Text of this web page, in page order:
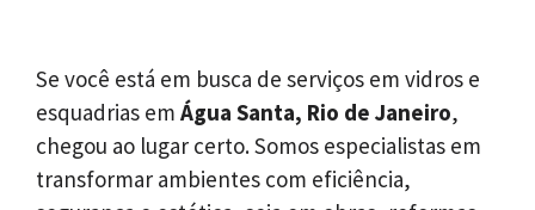
Se você está em busca de serviços em vidros e
esquadrias em Água Santa, Rio de Janeiro,
chegou ao lugar certo. Somos especialistas em
transformar ambientes com eficiência,